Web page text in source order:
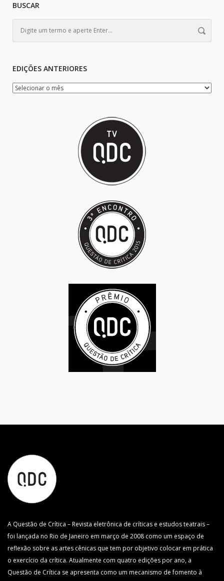
BUSCAR
EDIÇÕES ANTERIORES
A Questão de Crítica – Revista eletrônica de críticas e estudos teatrais –
foi lançada no Rio de Janeiro em março de 2008 como um espaço de
reflexão sobre as artes cênicas que tem por objetivo colocar em prática
o exercício da crítica. Atualmente com quatro edições por ano, a
Questão de Crítica se apresenta como um mecanismo de fomento à